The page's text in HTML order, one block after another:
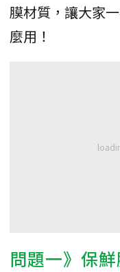
膜材質，讓大家
麼用！
問題一》保